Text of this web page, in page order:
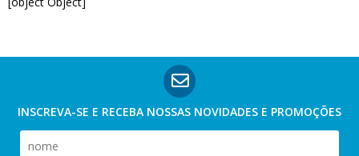
INSCREVA-SE E RECEBA NOSSAS NOVIDADES E PROMOÇÕES